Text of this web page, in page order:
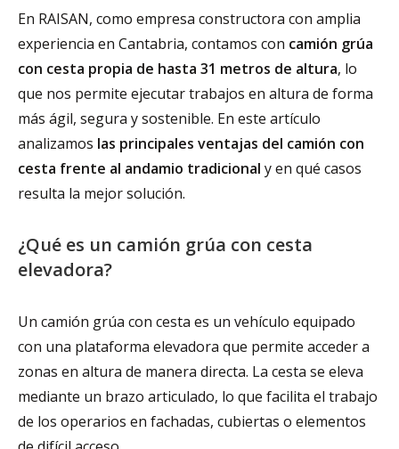
En RAISAN, como empresa constructora con amplia
experiencia en Cantabria, contamos con camión grúa
con cesta propia de hasta 31 metros de altura, lo
que nos permite ejecutar trabajos en altura de forma
más ágil, segura y sostenible. En este artículo
analizamos las principales ventajas del camión con
cesta frente al andamio tradicional y en qué casos
resulta la mejor solución.
¿Qué es un camión grúa con cesta
elevadora?
Un camión grúa con cesta es un vehículo equipado
con una plataforma elevadora que permite acceder a
zonas en altura de manera directa. La cesta se eleva
mediante un brazo articulado, lo que facilita el trabajo
de los operarios en fachadas, cubiertas o elementos